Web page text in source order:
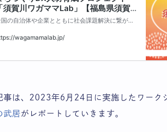
事は、2023年6月24日に実施したワーク
武居がレポートしていきます。